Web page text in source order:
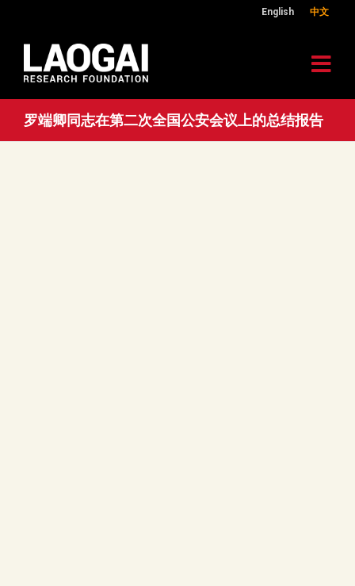
English 中文
罗端卿同志在第二次全国公安会议上的总结报告